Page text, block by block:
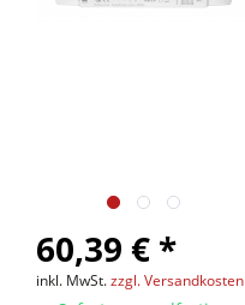
60,39 € *
inkl. MwSt.zzgl. Versandkosten